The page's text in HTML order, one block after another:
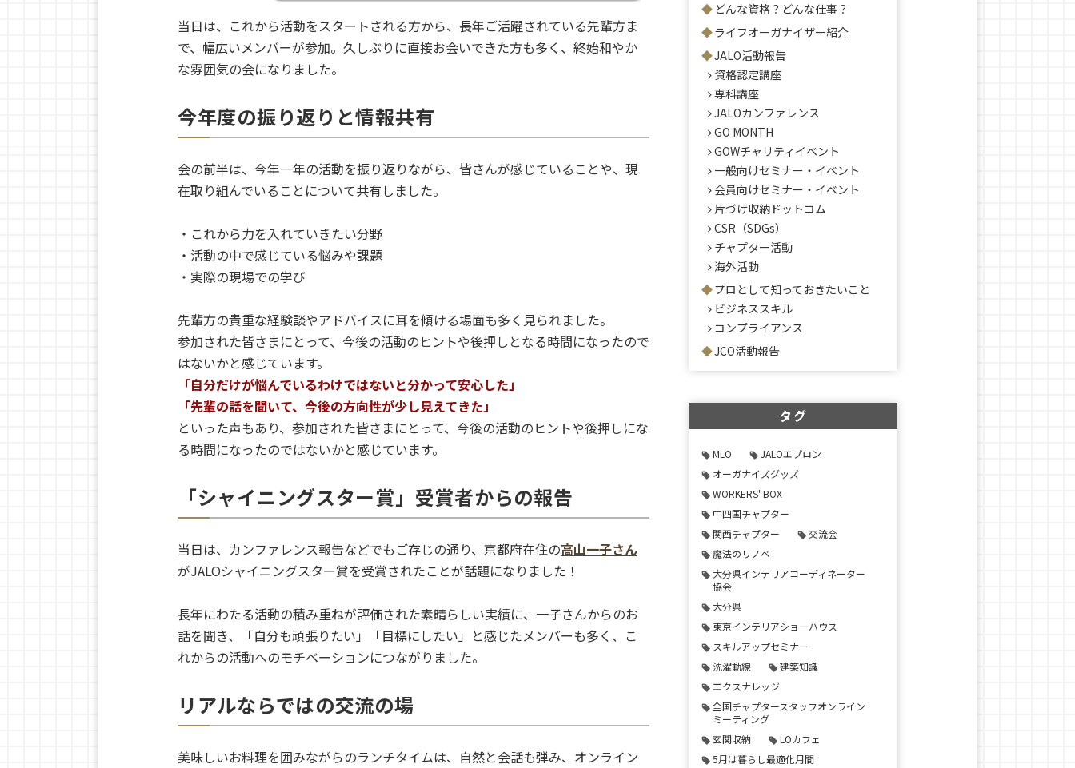
当日は、これから活動をスタートされる方から、長年ご活躍されている先輩方ま
で、幅広いメンバーが参加。久しぶりに直接お会いできた方も多く、終始和やか
な雰囲気の会になりました。
今年度の振り返りと情報共有
会の前半は、今年一年の活動を振り返りながら、皆さんが感じていることや、現
在取り組んでいることについて共有しました。
・これから力を入れていきたい分野
・活動の中で感じている悩みや課題
・実際の現場での学び
先輩方の貴重な経験談やアドバイスに耳を傾ける場面も多く見られました。
参加された皆さまにとって、今後の活動のヒントや後押しとなる時間になったので
はないかと感じています。
「自分だけが悩んでいるわけではないと分かって安心した」
「先輩の話を聞いて、今後の方向性が少し見えてきた」
といった声もあり、参加された皆さまにとって、今後の活動のヒントや後押しにな
る時間になったのではないかと感じています。
「シャイニングスター賞」受賞者からの報告
当日は、カンファレンス報告などでもご存じの通り、京都府在住の高山一子さん
がJALOシャイニングスター賞を受賞されたことが話題になりました！
長年にわたる活動の積み重ねが評価された素晴らしい実績に、一子さんからのお
話を聞き、「自分も頑張りたい」「目標にしたい」と感じたメンバーも多く、こ
れからの活動へのモチベーションにつながりました。
リアルならではの交流の場
美味しいお料理を囲みながらのランチタイムは、自然と会話も弾み、オンライン
どんな資格？どんな仕事？
ライフオーガナイザー紹介
JALO活動報告
資格認定講座
専科講座
JALOカンファレンス
GO MONTH
GOWチャリティイベント
一般向けセミナー・イベント
会員向けセミナー・イベント
片づけ収納ドットコム
CSR（SDGs）
チャプター活動
海外活動
プロとして知っておきたいこと
ビジネススキル
コンプライアンス
JCO活動報告
タグ
MLO
JALOエプロン
オーガナイズグッズ
WORKERS' BOX
中四国チャプター
関西チャプター
交流会
魔法のリノベ
大分県インテリアコーディネーター
協会
大分県
東京インテリアショーハウス
スキルアップセミナー
洗濯動線
建築知識
エクスナレッジ
全国チャプタースタッフオンライン
ミーティング
玄関収納
LOカフェ
5月は暮らし最適化月間